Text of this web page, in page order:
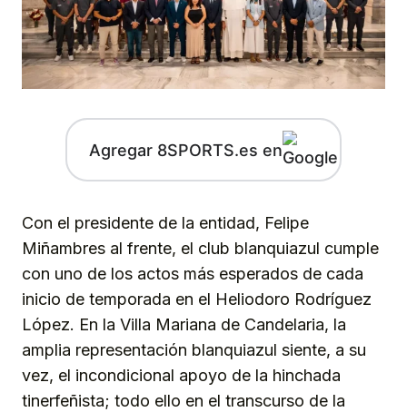
Agregar 8SPORTS.es en
Con el presidente de la entidad, Felipe
Miñambres al frente, el club blanquiazul cumple
con uno de los actos más esperados de cada
inicio de temporada en el Heliodoro Rodríguez
López. En la Villa Mariana de Candelaria, la
amplia representación blanquiazul siente, a su
vez, el incondicional apoyo de la hinchada
tinerfeñista; todo ello en el transcurso de la